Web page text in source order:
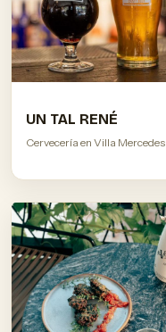
UN TAL RENÉ
Cervecería en Villa Mercedes